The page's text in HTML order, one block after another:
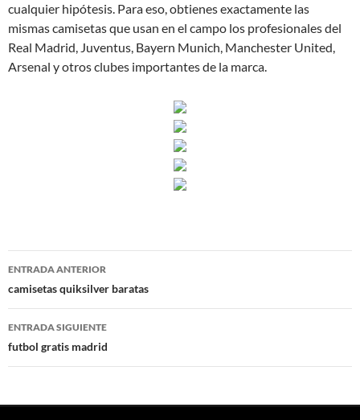
cualquier hipótesis. Para eso, obtienes exactamente las
mismas camisetas que usan en el campo los profesionales del
Real Madrid, Juventus, Bayern Munich, Manchester United,
Arsenal y otros clubes importantes de la marca.
Navegación
de
entradas
ENTRADA ANTERIOR
camisetas quiksilver baratas
ENTRADA SIGUIENTE
futbol gratis madrid